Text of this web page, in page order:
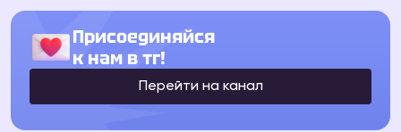
Присоединяйся
к нам в тг!
Перейти на канал